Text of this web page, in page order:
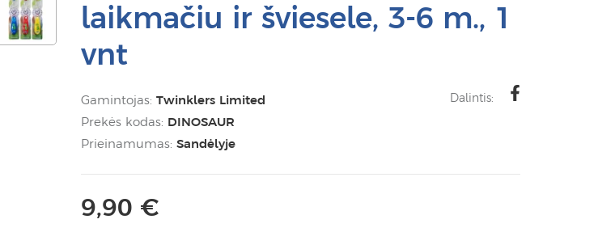
laikmačiu ir šviesele, 3-6 m., 1
vnt
Gamintojas: Twinklers Limited
Prekės kodas: DINOSAUR
Prieinamumas: Sandėlyje
Dalintis:
9,90 €